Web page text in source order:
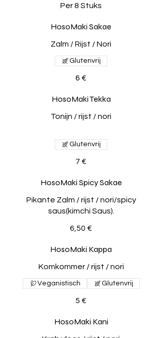
Per 8 Stuks
HosoMaki Sakae
Zalm / Rijst / Nori
6 €
Glutenvrij
HosoMaki Tekka
Tonijn / rijst / nori
7 €
Glutenvrij
HosoMaki Spicy Sakae
Pikante Zalm / rijst / nori/spicy
saus(kimchi Saus).
6,50 €
HosoMaki Kappa
Komkommer / rijst / nori
5 €
Veganistisch Glutenvrij
HosoMaki Kani